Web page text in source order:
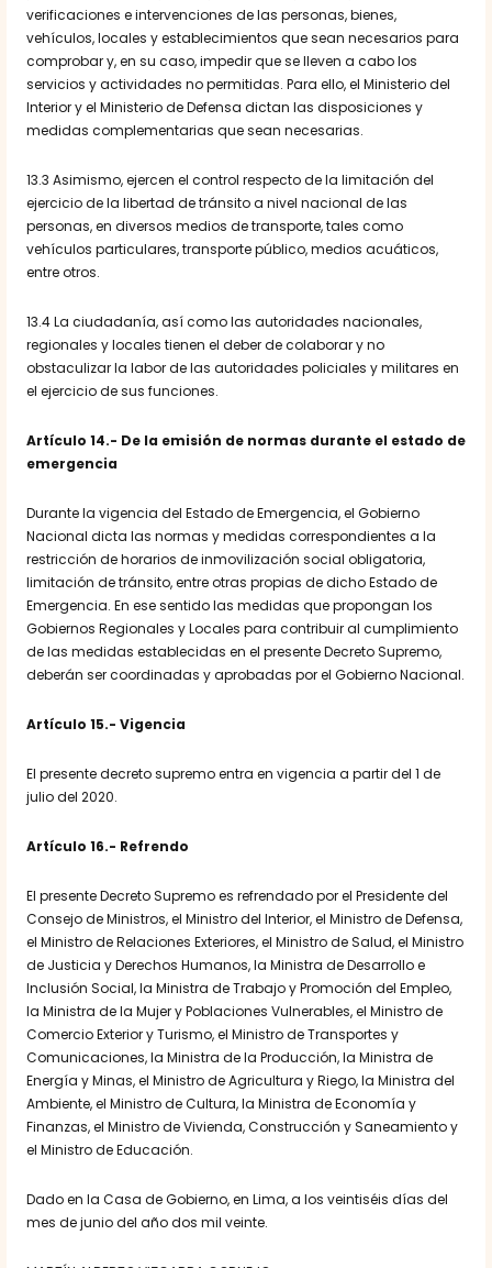
verificaciones e intervenciones de las personas, bienes,
vehículos, locales y establecimientos que sean necesarios para
comprobar y, en su caso, impedir que se lleven a cabo los
servicios y actividades no permitidas. Para ello, el Ministerio del
Interior y el Ministerio de Defensa dictan las disposiciones y
medidas complementarias que sean necesarias.
13.3 Asimismo, ejercen el control respecto de la limitación del
ejercicio de la libertad de tránsito a nivel nacional de las
personas, en diversos medios de transporte, tales como
vehículos particulares, transporte público, medios acuáticos,
entre otros.
13.4 La ciudadanía, así como las autoridades nacionales,
regionales y locales tienen el deber de colaborar y no
obstaculizar la labor de las autoridades policiales y militares en
el ejercicio de sus funciones.
Artículo 14.- De la emisión de normas durante el estado de
emergencia
Durante la vigencia del Estado de Emergencia, el Gobierno
Nacional dicta las normas y medidas correspondientes a la
restricción de horarios de inmovilización social obligatoria,
limitación de tránsito, entre otras propias de dicho Estado de
Emergencia. En ese sentido las medidas que propongan los
Gobiernos Regionales y Locales para contribuir al cumplimiento
de las medidas establecidas en el presente Decreto Supremo,
deberán ser coordinadas y aprobadas por el Gobierno Nacional.
Artículo 15.- Vigencia
El presente decreto supremo entra en vigencia a partir del 1 de
julio del 2020.
Artículo 16.- Refrendo
El presente Decreto Supremo es refrendado por el Presidente del
Consejo de Ministros, el Ministro del Interior, el Ministro de Defensa,
el Ministro de Relaciones Exteriores, el Ministro de Salud, el Ministro
de Justicia y Derechos Humanos, la Ministra de Desarrollo e
Inclusión Social, la Ministra de Trabajo y Promoción del Empleo,
la Ministra de la Mujer y Poblaciones Vulnerables, el Ministro de
Comercio Exterior y Turismo, el Ministro de Transportes y
Comunicaciones, la Ministra de la Producción, la Ministra de
Energía y Minas, el Ministro de Agricultura y Riego, la Ministra del
Ambiente, el Ministro de Cultura, la Ministra de Economía y
Finanzas, el Ministro de Vivienda, Construcción y Saneamiento y
el Ministro de Educación.
Dado en la Casa de Gobierno, en Lima, a los veintiséis días del
mes de junio del año dos mil veinte.